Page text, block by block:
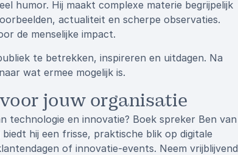
humor. Hij maakt complexe materie begrijpelijk
actualiteit en scherpe observaties.
de menselijke impact.
te betrekken, inspireren en uitdagen. Na
wat ermee mogelijk is.
jouw organisatie
technologie en innovatie? Boek spreker Ben van
hij een frisse, praktische blik op digitale
of innovatie-events. Neem vrijblijvend